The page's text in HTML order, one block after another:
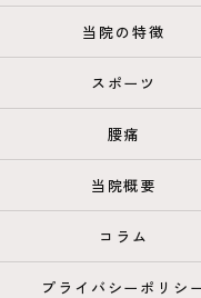
当院の特徴
スポーツ
腰痛
当院概要
コラム
プライバシーポリシ